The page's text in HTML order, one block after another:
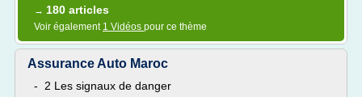
→ 180 articles
Voir également 1 Vidéos pour ce thème
Assurance Auto Maroc
- 2 Les signaux de danger